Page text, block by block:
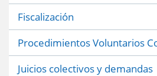
Fiscalización
Procedimientos Voluntarios
Juicios colectivos y demandas